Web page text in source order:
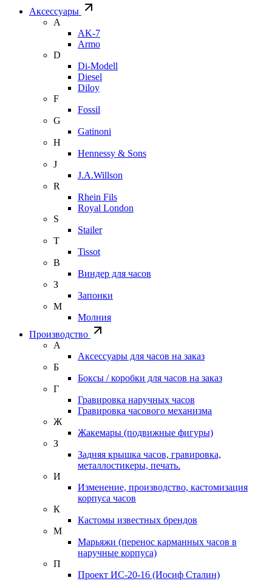
Аксессуары
A
AK-7
Armo
D
Di-Modell
Diesel
Diloy
F
Fossil
G
Gatinoni
H
Hennessy & Sons
J
J.A.Willson
R
Rhein Fils
Royal London
S
Stailer
T
Tissot
В
Виндер для часов
З
Запонки
М
Молния
Производство
А
Аксессуары для часов на заказ
Б
Боксы / коробки для часов на заказ
Г
Гравировка наручных часов
Гравировка часового механизма
Ж
Жакемары (подвижные фигуры)
З
Задняя крышка часов, гравировка,
металлостикеры, печать.
И
Изменение, производство, кастомизация
корпуса часов
К
Кастомы известных брендов
М
Марьяжи (перенос карманных часов в
наручные корпуса)
П
Проект ИС-20-16 (Иосиф Сталин)